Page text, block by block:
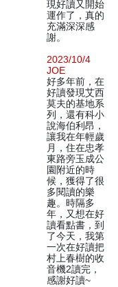
現好讀又開始
運作了，真的
充滿深深感
謝。
2023/10/4
JOE
好多年前，在
好讀發現艾西
莫夫的基地系
列，還有科小
說海伯利昂，
讓我在年輕歲
月，住在忠孝
東路旁玉成公
園附近的時
候，獲得了很
多閱讀的樂
趣。時隔多
年，又想在好
讀看點書，到
了今天，我第
一次在好讀把
村上春樹的收
音機2讀完，
感謝好讀~